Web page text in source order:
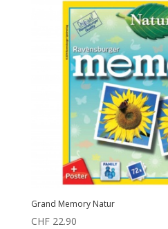
Grand Memory Natur
CHF22.90